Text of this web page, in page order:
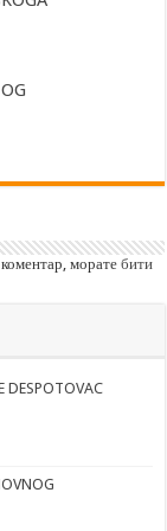
моратебити
DESPOTOVAC